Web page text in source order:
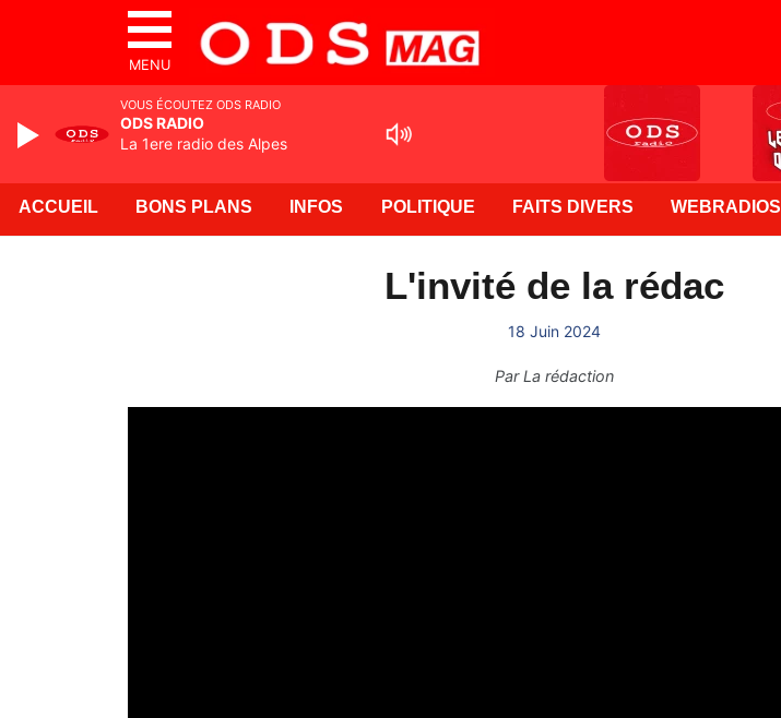
MENU
ACCUEIL BONS PLANS INFOS POLITIQUE FAITS DIVERS WEBRADIOS
L'invité de la rédac
18 Juin 2024
ParLa rédaction
VOUS ÉCOUTEZ ODS RADIO
ODS RADIO
La 1ere radio des Alpes